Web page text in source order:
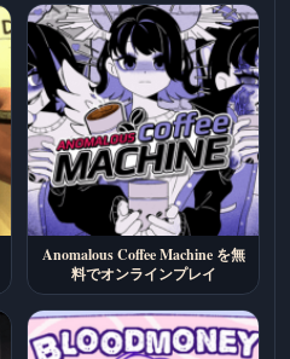
Anomalous Coffee Machine を無
料でオンラインプレイ